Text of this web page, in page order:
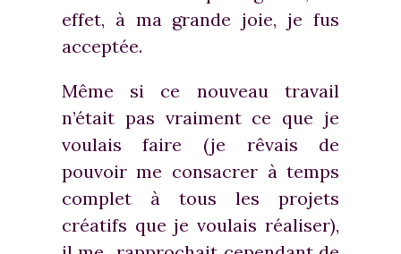
effet, à ma grande joie, je fus
acceptée.
Même si ce nouveau travail
n’était pas vraiment ce que je
voulais faire (je rêvais de
pouvoir me consacrer à temps
complet à tous les projets
créatifs que je voulais réaliser),